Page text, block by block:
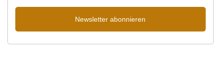
Newsletter abonnieren